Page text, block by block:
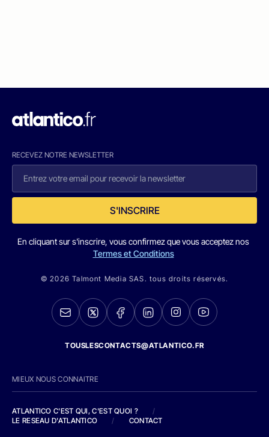
RECEVEZ NOTRE NEWSLETTER
S'INSCRIRE
En cliquant sur s'inscrire, vous confirmez que vous acceptez nos
Termes et Conditions
© 2026 Talmont Media SAS. tous droits réservés.
TOUSLESCONTACTS@ATLANTICO.FR
MIEUX NOUS CONNAITRE
ATLANTICO C'EST QUI, C'EST QUOI ?
/
LE RESEAU D'ATLANTICO
/ CONTACT